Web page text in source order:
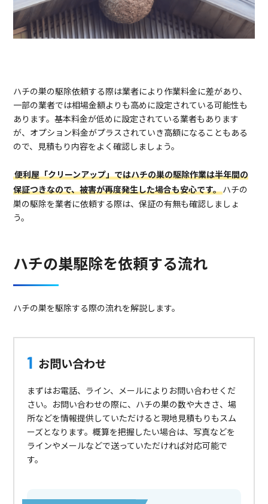
ハチの巣の駆除依頼する際は業者により作業料金に差があり、
一部の業者では相場金額よりも高めに設定されている可能性も
あります。基本料金が低めに設定されている業者もあります
が、オプション料金がプラスされていき高額になることもある
ので、見積もり内容をよく確認しましょう。
便利屋「クリーンアップ」ではハチの巣の駆除作業は半年間の
保証つきなので、被害が再度発生した場合も安心です。ハチの
巣の駆除を業者に依頼する際は、保証の有無も確認しましょ
う。
ハチの巣駆除を依頼する流れ
ハチの巣を駆除する際の流れを解説します。
お問い合わせ
まずはお電話、ライン、メールによりお問い合わせくだ
さい。お問い合わせの際に、ハチの巣の数や大きさ、場
所などを情報提供していただけると現地見積もりもスム
ーズとなります。概算を把握したい場合は、写真などを
ラインやメールなどで送っていただければ対応可能で
す。